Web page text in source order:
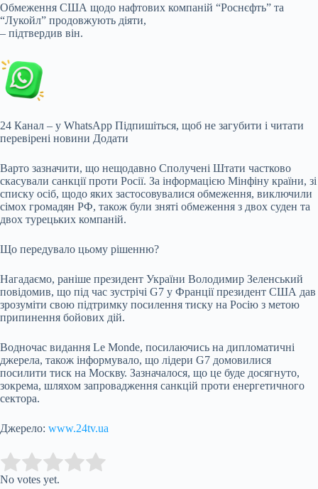
Обмеження США щодо нафтових компаній “Роснєфть” та
“Лукойл” продовжують діяти,
– підтвердив він.
24 Канал – у WhatsApp Підпишіться, щоб не загубити і читати
перевірені новини Додати
Варто зазначити, що нещодавно Сполучені Штати частково
скасували санкції проти Росії. За інформацією Мінфіну країни, зі
списку осіб, щодо яких застосовувалися обмеження, виключили
сімох громадян РФ, також були зняті обмеження з двох суден та
двох турецьких компаній.
Що передувало цьому рішенню?
Нагадаємо, раніше президент України Володимир Зеленський
повідомив, що під час зустрічі G7 у Франції президент США дав
зрозуміти свою підтримку посилення тиску на Росію з метою
припинення бойових дій.
Водночас видання Le Monde, посилаючись на дипломатичні
джерела, також інформувало, що лідери G7 домовилися
посилити тиск на Москву. Зазначалося, що це буде досягнуто,
зокрема, шляхом запровадження санкцій проти енергетичного
сектора.
Джерело: www.24tv.ua
Rate this item:
No votes yet.